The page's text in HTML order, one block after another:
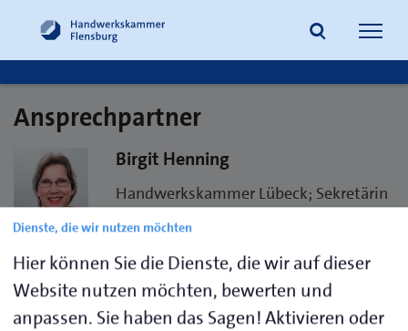
Suche
Ansprechpartner
Birgit Henning
Handwerkskammer Lübeck; Sekretärin
der Ausbildungsberatung
Telefon 0451- 1506 269
E-Mailbhenning@hwk-luebeck.de
Dienste, die wir nutzen möchten
Hier können Sie die Dienste, die wir auf dieser
Website nutzen möchten, bewerten und
anpassen. Sie haben das Sagen! Aktivieren oder